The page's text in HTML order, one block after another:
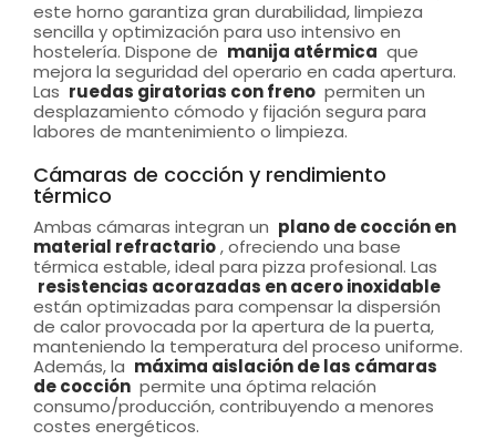
este horno garantiza gran durabilidad, limpieza
sencilla y optimización para uso intensivo en
hostelería. Dispone de manija atérmica que
mejora la seguridad del operario en cada apertura.
Las ruedas giratorias con freno permiten un
desplazamiento cómodo y fijación segura para
labores de mantenimiento o limpieza.
Cámaras de cocción y rendimiento
térmico
Ambas cámaras integran un plano de cocción en
material refractario, ofreciendo una base
térmica estable, ideal para pizza profesional. Las
resistencias acorazadas en acero inoxidable
están optimizadas para compensar la dispersión
de calor provocada por la apertura de la puerta,
manteniendo la temperatura del proceso uniforme.
Además, la máxima aislación de las cámaras
de cocción permite una óptima relación
consumo/producción, contribuyendo a menores
costes energéticos.